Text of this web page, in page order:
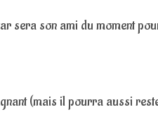
sera son ami du moment
(mais il pourra aussi